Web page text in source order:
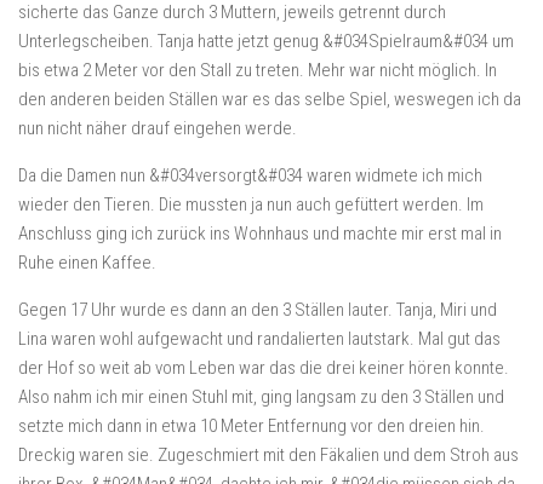
sicherte das Ganze durch 3 Muttern, jeweils getrennt durch
Unterlegscheiben. Tanja hatte jetzt genug &#034Spielraum&#034 um
bis etwa 2 Meter vor den Stall zu treten. Mehr war nicht möglich. In
den anderen beiden Ställen war es das selbe Spiel, weswegen ich da
nun nicht näher drauf eingehen werde.
Da die Damen nun &#034versorgt&#034 waren widmete ich mich
wieder den Tieren. Die mussten ja nun auch gefüttert werden. Im
Anschluss ging ich zurück ins Wohnhaus und machte mir erst mal in
Ruhe einen Kaffee.
Gegen 17 Uhr wurde es dann an den 3 Ställen lauter. Tanja, Miri und
Lina waren wohl aufgewacht und randalierten lautstark. Mal gut das
der Hof so weit ab vom Leben war das die drei keiner hören konnte.
Also nahm ich mir einen Stuhl mit, ging langsam zu den 3 Ställen und
setzte mich dann in etwa 10 Meter Entfernung vor den dreien hin.
Dreckig waren sie. Zugeschmiert mit den Fäkalien und dem Stroh aus